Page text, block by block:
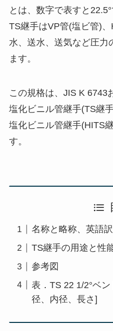
とは、数字で表すと22.5°
TS継手はVP管(塩ビ管)
水、送水、送気など圧力
ます。
この規格は、JIS K 6743
塩化ビニル管継手(TS継
塩化ビニル管継手(HITS
す。
名称と略称、英語訳
TS継手の用途と性
参考図
表．TS 22 1/2°ベ
径、内径、長さ]